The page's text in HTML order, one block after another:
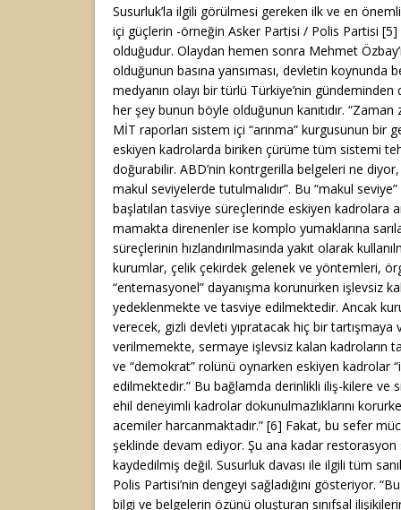
Susurluk’la ilgili görülmesi gereken ilk ve en
içi güçlerin -örneğin Asker Partisi / Polis Partisi [5]
olduğudur. Olaydan hemen sonra Mehmet
olduğunun basına yansıması, devletin koynunda
medyanın olayı bir türlü Türkiye’nin
her şey bunun böyle olduğunun kanıtıdır.
MİT raporları sistem içi “arınma” kurgusunun bir
eskiyen kadrolarda biriken çürüme tüm sistemi
doğurabilir. ABD’nin kontrgerilla belgeleri ne
makul seviyelerde tutulmalıdır”. Bu “makul
başlatılan tasviye süreçlerinde eskiyen kadrolara
mamakta direnenler ise komplo yumaklarına
süreçlerinin hızlandırılmasında yakıt olarak
kurumlar, çelik çekirdek gelenek ve yöntemleri,
“enternasyonel” dayanışma korunurken işlevsiz
yedeklenmekte ve tasviye edilmektedir. Ancak
verecek, gizli devleti yıpratacak hiç bir tartışmaya
verilmemekte, sermaye işlevsiz kalan kadroların
ve “demokrat” rolünü oynarken eskiyen kadrolar
edilmektedir.” Bu bağlamda derinlikli iliş-kilere ve
ehil deneyimli kadrolar dokunulmazlıklarını
acemiler harcanmaktadır.” [6] Fakat, bu sefer
şeklinde devam ediyor. Şu ana kadar
kaydedilmiş değil. Susurluk davası ile ilgili tüm
Polis Partisi’nin dengeyi sağladığını gösteriyor.
bilgi ve belgelerin özünü oluşturan sınıfsal